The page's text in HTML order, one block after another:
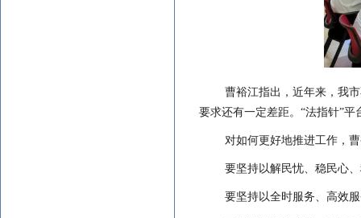
曹裕江指出 ， 近年来，我
要求还有一定差距。 “法指针”
对如何更好地推进工作，
要坚持以解民忧、稳民心
要坚持以全时服务、高效